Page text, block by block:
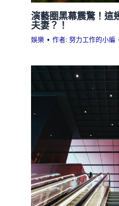
演藝圈黑幕震驚！這
夫妻？！
娛樂 • 作者:努力工作的小編